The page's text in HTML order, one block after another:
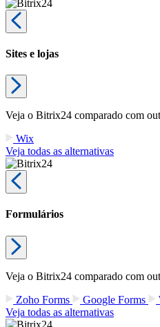
Sites e lojas
Veja o Bitrix24 comparado com
Wix
Veja todas as alternativas
Formulários
Veja o Bitrix24 comparado com
Zoho Forms
Google Forms
Veja todas as alternativas